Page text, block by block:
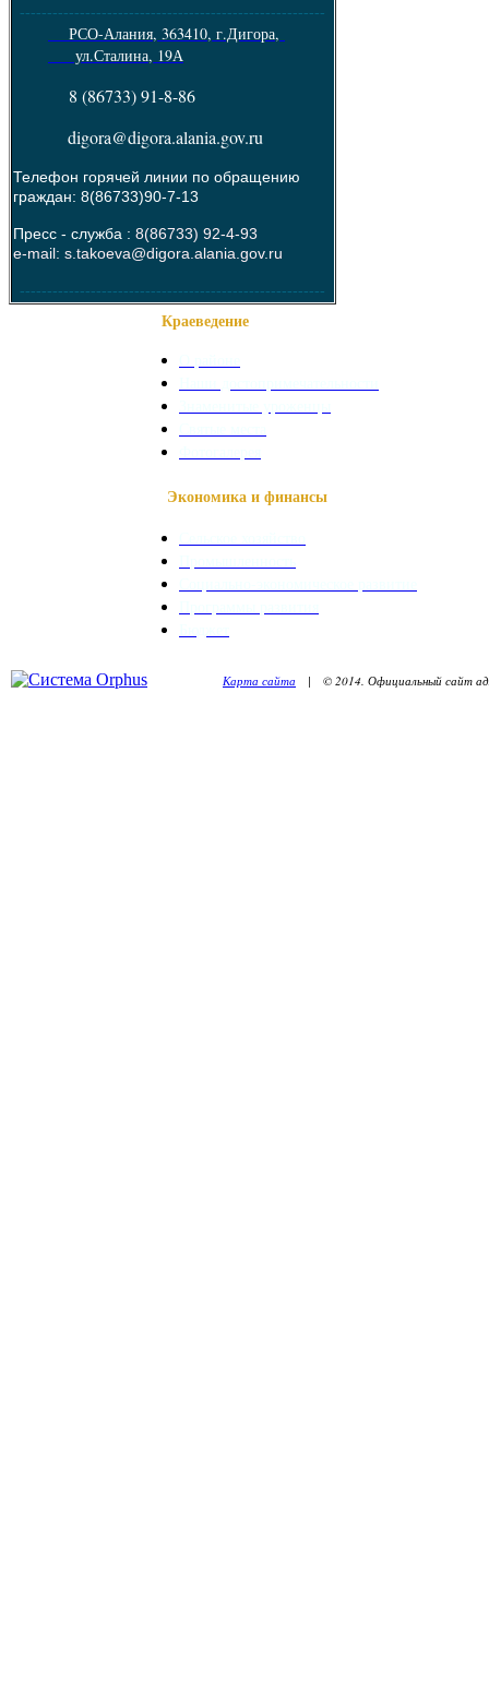
--------------------------------------------------------
РСО-Алания, 363410, г.Дигора,
ул.Сталина, 19А
8 (86733) 91-8-86
digora@digora.alania.gov.ru
Телефон горячей линии по обращению
граждан: 8(86733)90-7-13
Пресс - служба : 8(86733) 92-4-93
e-mail: s.takoeva@digora.alania.gov.ru
--------------------------------------------------------
Краеведение
Экономика и финансы
Карта сайта | © 2014. Официальный сайт